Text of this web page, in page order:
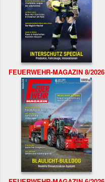
FEUERWEHR-MAGAZIN 8/2026